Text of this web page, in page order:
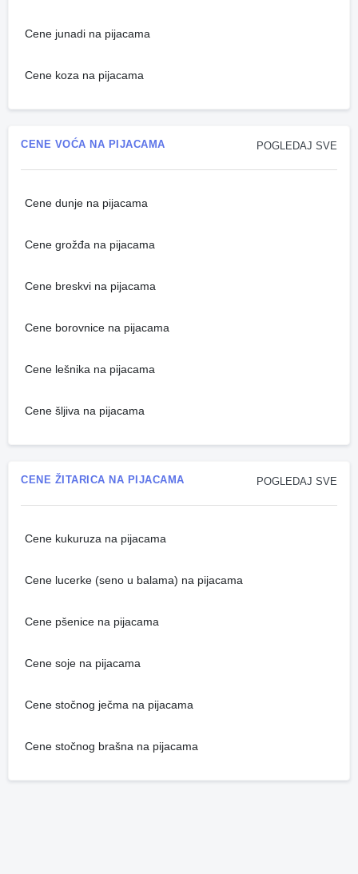
Cene junadi na pijacama
Cene koza na pijacama
POGLEDAJ SVE
CENE VOĆA NA PIJACAMA
Cene dunje na pijacama
Cene grožđa na pijacama
Cene breskvi na pijacama
Cene borovnice na pijacama
Cene lešnika na pijacama
Cene šljiva na pijacama
POGLEDAJ SVE
CENE ŽITARICA NA PIJACAMA
Cene kukuruza na pijacama
Cene lucerke (seno u balama) na pijacama
Cene pšenice na pijacama
Cene soje na pijacama
Cene stočnog ječma na pijacama
Cene stočnog brašna na pijacama